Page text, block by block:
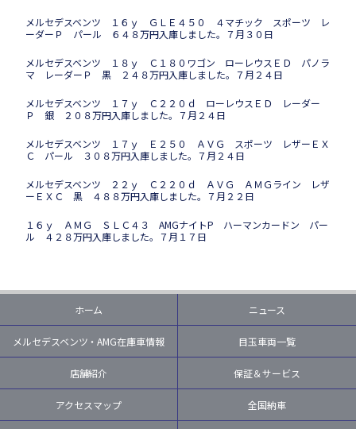
メルセデスベンツ １６ｙ ＧＬＥ４５０ ４マチック スポーツ レ
ーダーＰ パール ６４８万円入庫しました。７月３０日
メルセデスベンツ １８ｙ Ｃ１８０ワゴン ローレウスＥＤ パノラ
マ レーダーＰ 黒 ２４８万円入庫しました。７月２４日
メルセデスベンツ １７ｙ Ｃ２２０ｄ ローレウスＥＤ レーダー
Ｐ 銀 ２０８万円入庫しました。７月２４日
メルセデスベンツ １７ｙ Ｅ２５０ ＡＶＧ スポーツ レザーＥＸ
Ｃ パール ３０８万円入庫しました。７月２４日
メルセデスベンツ ２２ｙ Ｃ２２０ｄ ＡＶＧ ＡＭＧライン レザ
ーＥＸＣ 黒 ４８８万円入庫しました。７月２２日
１６ｙ ＡＭＧ ＳＬＣ４３ AMGナイトP ハーマンカードン パー
ル ４２８万円入庫しました。７月１７日
ホーム ニュース
メルセデスベンツ・AMG在庫車情報 目玉車両一覧
店舗紹介 保証＆サービス
アクセスマップ 全国納車